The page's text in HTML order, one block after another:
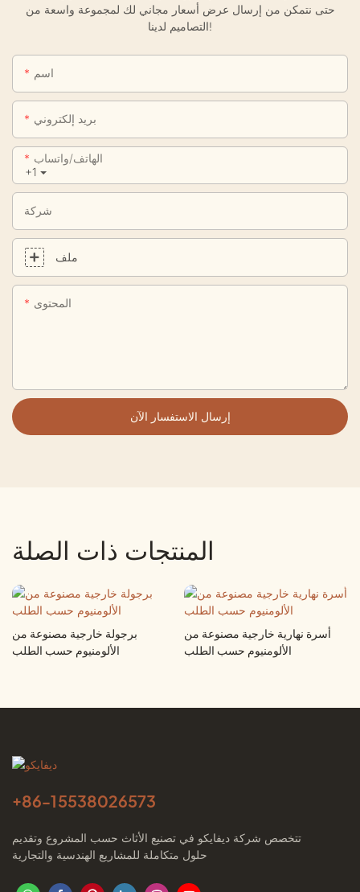
حتى نتمكن من إرسال عرض أسعار مجاني لك لمجموعة واسعة من
التصاميم لدينا!
اسم
بريد إلكتروني
+1
الهاتف/واتساب
شركة
ملف
المحتوى
إرسال الاستفسار الآن
المنتجات ذات الصلة
برجولة خارجية مصنوعة من
الألومنيوم حسب الطلب
أسرة نهارية خارجية مصنوعة من
الألومنيوم حسب الطلب
+86-15538026573
تتخصص شركة ديفايكو في تصنيع الأثاث حسب المشروع وتقديم
حلول متكاملة للمشاريع الهندسية والتجارية